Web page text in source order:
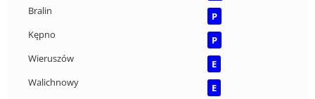
Bralin
P
Kępno
P
Wieruszów
E
Walichnowy
E